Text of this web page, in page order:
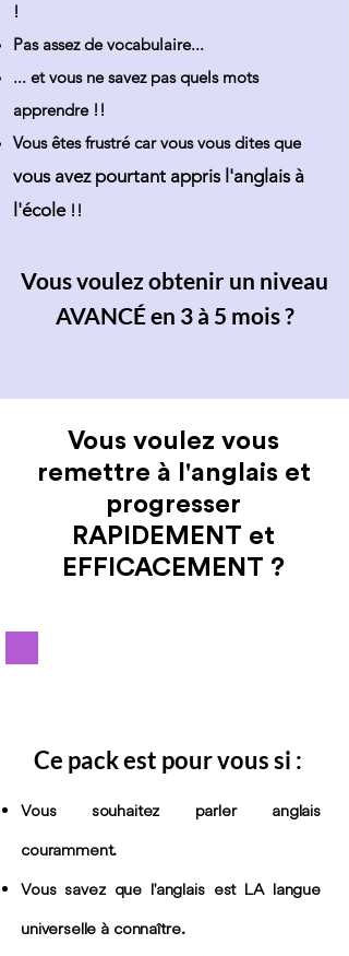
!
Pas assez de vocabulaire...
... et vous ne savez pas quels mots
apprendre !!
Vous êtes frustré car vous vous dites que
vous avez pourtant appris l'anglais à
l'école!!
Vous voulez obtenir un niveau
AVANCÉ en 3 à 5 mois ?
Vous voulez vous
remettre à l'anglais et
progresser
RAPIDEMENT et
EFFICACEMENT ?
Ce pack est pour vous si :
Vous souhaitez parler anglais
couramment.
Vous savez que l'anglais est LA langue
universelle à connaître.